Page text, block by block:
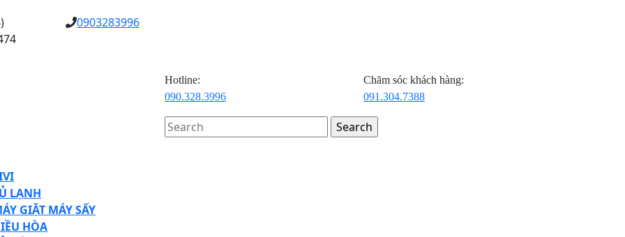
0903283996
Hotline:
090.328.3996
Chăm sóc khách hàng:
091.304.7388
Search
for:
LẠNH
GIẶT MÁY SẤY
HÒA